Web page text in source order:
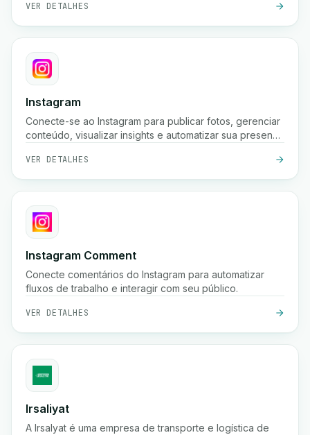
com opções de envio rápido como entrega em 24
horas e rastreamento em tempo real.
VER DETALHES
Instagram
Conecte-se ao Instagram para publicar fotos, gerenciar
conteúdo, visualizar insights e automatizar sua presença
VER DETALHES
Instagram Comment
Conecte comentários do Instagram para automatizar
fluxos de trabalho e interagir com seu público.
VER DETALHES
Irsaliyat
A Irsalyat é uma empresa de transporte e logística de